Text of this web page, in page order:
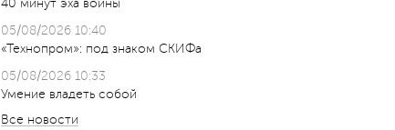
40 минут эха войны
05/08/2026 10:40
«Технопром»: под знаком СКИФа
05/08/2026 10:33
Умение владеть собой
Все новости